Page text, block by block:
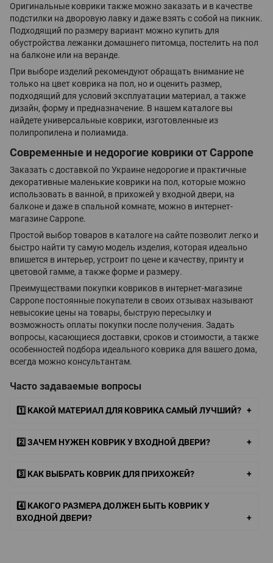
Оригинальные коврики также можно заказать и в качестве
подстилки на дворовую лавку и даже взять с собой на пикник.
Подходящий по размеру вариант можно купить для
обустройства лежанки домашнего питомца, постелить на пол
на балконе или на веранде.
При выборе изделий рекомендуют обращать внимание не
только на цвет коврика на пол, но и оценить размер,
подходящий для условий эксплуатации материал, а также
дизайн, форму и предназначение. В нашем каталоге вы
найдете универсальные коврики, изготовленные из
полипропилена и полиамида.
Современные и недорогие коврики от Cappone
Заказать с доставкой по Украине недорогие и практичные
декоративные маленькие коврики на пол, которые можно
использовать в ванной, в прихожей у входной двери, на
балконе и даже в спальной комнате, можно в интернет-
магазине Cappone.
Простой выбор товаров в каталоге на сайте позволит легко и
быстро найти ту самую модель изделия, которая идеально
впишется в интерьер, устроит по цене и качеству, принту и
цветовой гамме, а также форме и размеру.
Преимуществами покупки ковриков в интернет-магазине
Cappone постоянные покупатели в своих отзывах называют
невысокие цены на товары, быструю пересылку и
возможность оплаты покупки после получения. Задать
вопросы, касающиеся доставки, сроков и стоимости, а также
особенностей подбора идеального коврика для вашего дома,
всегда можно консультантам.
Часто задаваемые вопросы
1️⃣ КАКОЙ МАТЕРИАЛ ДЛЯ КОВРИКА САМЫЙ ЛУЧШИЙ?
2️⃣ ЗАЧЕМ НУЖЕН КОВРИК У ВХОДНОЙ ДВЕРИ?
3️⃣ КАК ВЫБРАТЬ КОВРИК ДЛЯ ПРИХОЖЕЙ?
4️⃣ КАКОГО РАЗМЕРА ДОЛЖЕН БЫТЬ КОВРИК У
ВХОДНОЙ ДВЕРИ?